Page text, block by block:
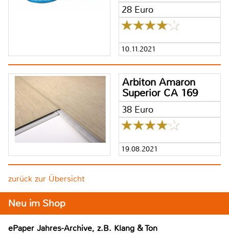
28 Euro
10.11.2021
Arbiton Amaron
Superior CA 169
38 Euro
19.08.2021
zurück zur Übersicht
Neu im Shop
ePaper Jahres-Archive, z.B. Klang & Ton